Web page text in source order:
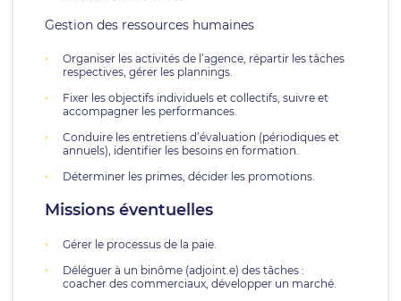
Gestion des ressources humaines
Organiser les activités de l’agence, répartir les tâches
respectives, gérer les plannings.
Fixer les objectifs individuels et collectifs, suivre et
accompagner les performances.
Conduire les entretiens d’évaluation (périodiques et
annuels), identifier les besoins en formation.
Déterminer les primes, décider les promotions.
Missions éventuelles
Gérer le processus de la paie.
Déléguer à un binôme (adjoint.e) des tâches :
coacher des commerciaux, développer un marché.